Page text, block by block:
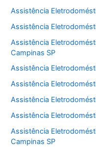
Assistência
Assistência
Assistência
Campinas SP
Assistência
Assistência
Assistência
Assistência
Assistência
Campinas SP